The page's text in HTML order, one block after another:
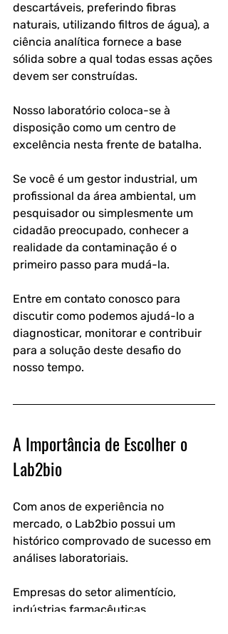
descartáveis, preferindo fibras
naturais, utilizando filtros de água), a
ciência analítica fornece a base
sólida sobre a qual todas essas ações
devem ser construídas.
Nosso laboratório coloca-se à
disposição como um centro de
excelência nesta frente de batalha.
Se você é um gestor industrial, um
profissional da área ambiental, um
pesquisador ou simplesmente um
cidadão preocupado, conhecer a
realidade da contaminação é o
primeiro passo para mudá-la.
Entre em contato conosco para
discutir como podemos ajudá-lo a
diagnosticar, monitorar e contribuir
para a solução deste desafio do
nosso tempo.
A Importância de Escolher o
Lab2bio
Com anos de experiência no
mercado, o Lab2bio possui um
histórico comprovado de sucesso em
análises laboratoriais.
Empresas do setor alimentício,
indústrias farmacêuticas,